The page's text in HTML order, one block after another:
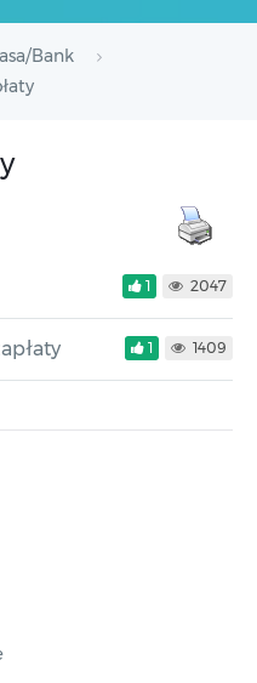
Bank
1 2047
1 1409